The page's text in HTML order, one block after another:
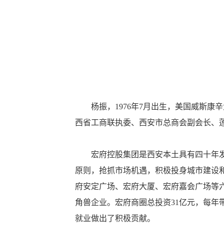
杨振，1976年7月出生，美国威斯康辛
西省工商联执委、西安市总商会副会长
宏府控股集团是西安本土具有四十年发
原则，抢抓市场机遇，积极投身城市建
府安定广场、宏府大厦、宏府嘉会广场
角兽企业。宏府商圈总投资31亿元，每年
就业做出了积极贡献。